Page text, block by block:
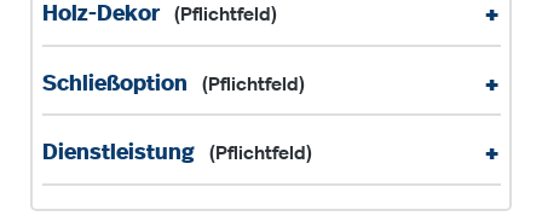
Holz-Dekor (Pflichtfeld) +
Schließoption (Pflichtfeld) +
Dienstleistung (Pflichtfeld) +